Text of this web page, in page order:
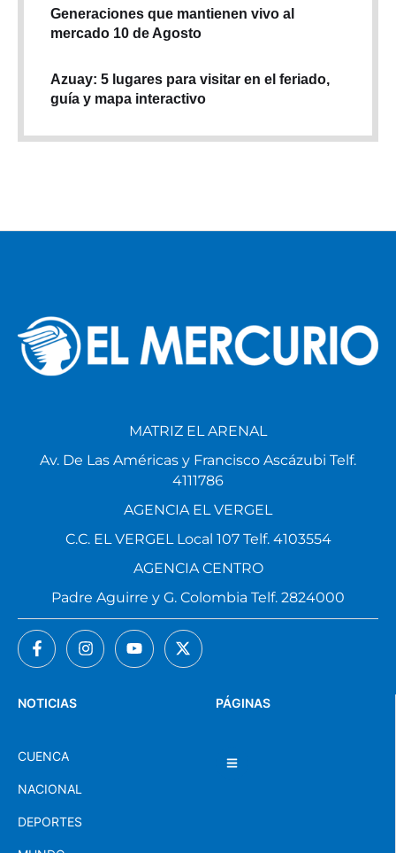
Generaciones que mantienen vivo al
mercado 10 de Agosto
Azuay: 5 lugares para visitar en el feriado,
guía y mapa interactivo
PÁGINAS
NOTICIAS
CUENCA
NACIONAL
DEPORTES
MATRIZ EL ARENAL
Av. De Las Américas y Francisco Ascázubi Telf.
4111786
AGENCIA EL VERGEL
C.C. EL VERGEL Local 107 Telf. 4103554
AGENCIA CENTRO
Padre Aguirre y G. Colombia Telf. 2824000